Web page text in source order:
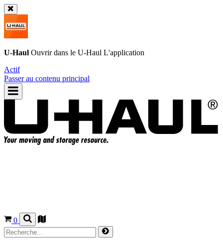
U-Haul Ouvrir dans le U-Haul L'application
Actif
Passer au contenu principal
0